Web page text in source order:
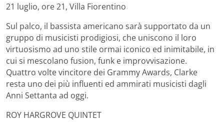
21 luglio, ore 21, Villa Fiorentino
Sul palco, il bassista americano sarà supportato da un
gruppo di musicisti prodigiosi, che uniscono il loro
virtuosismo ad uno stile ormai iconico ed inimitabile, in
cui si mescolano fusion, funk e improvvisazione.
Quattro volte vincitore dei Grammy Awards, Clarke
resta uno dei più influenti ed ammirati musicisti dagli
Anni Settanta ad oggi.
ROY HARGROVE QUINTET